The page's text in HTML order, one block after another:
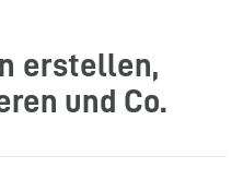
erstellen,
und Co.